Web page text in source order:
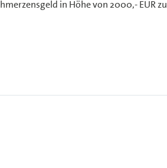
in Höhe von 2000,- EUR zu